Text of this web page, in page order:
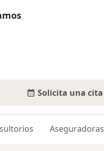
Solicita una cita
Aseguradoras